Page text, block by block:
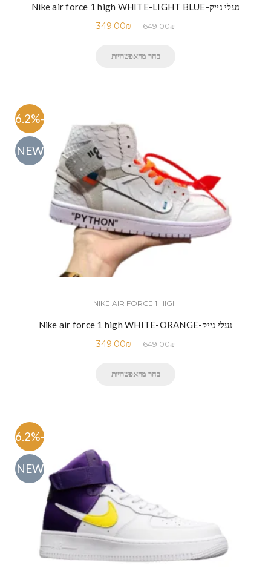
נעלי נייק-Nike air force 1 high WHITE-LIGHT BLUE
649.00₪
349.00₪
בחר מהאפשרויות
-46.2%
NEW
NIKE AIR FORCE 1 HIGH
נעלי נייק-Nike air force 1 high WHITE-ORANGE
649.00₪
349.00₪
בחר מהאפשרויות
-46.2%
NEW